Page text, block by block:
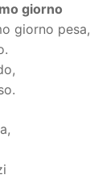
giorno
giorno pesa,